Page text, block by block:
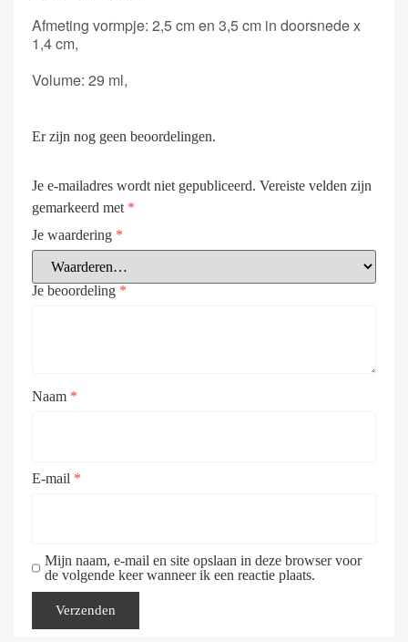
Afmeting vormpje: 2,5 cm en 3,5 cm in doorsnede x
1,4 cm,
Volume: 29 ml,
Er zijn nog geen beoordelingen.
Je e-mailadres wordt niet gepubliceerd. Vereiste velden zijn
gemarkeerd met *
Je waardering *
Je beoordeling *
Naam *
E-mail *
Mijn naam, e-mail en site opslaan in deze browser voor
de volgende keer wanneer ik een reactie plaats.